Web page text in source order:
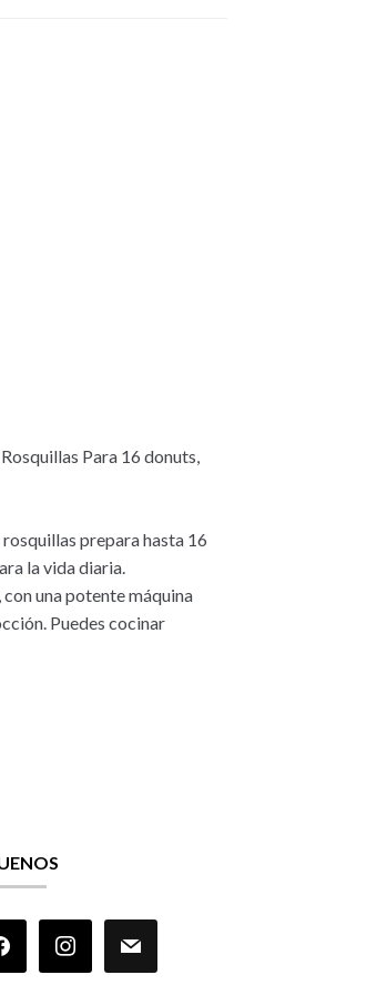
Para 16 donuts,
prepara hasta 16
la vida diaria.
una potente máquina
Puedes cocinar
instagram